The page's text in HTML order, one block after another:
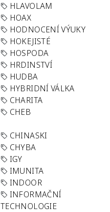
HLAVOLAM
HOAX
HODNOCENÍ VÝUKY
HOKEJISTÉ
HOSPODA
HRDINSTVÍ
HUDBA
HYBRIDNÍ VÁLKA
CHARITA
CHEB
CHINASKI
CHYBA
IGY
IMUNITA
INDOOR
INFORMAČNÍ
TECHNOLOGIE